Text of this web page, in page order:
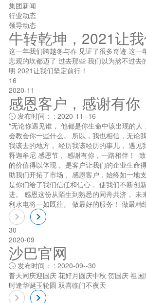
集团新闻
行业动态
领导动态
牛转乾坤，2021让
这一年我们跨越冬与春 见证了很多奇迹 这一
悲观的坎都迈了 过去那些 我们以为熬不过去
明 2021让我们坚定前行！
16
2020-11
感恩客户，感谢有
发布时间： : 2020-11--16
"无论你遇见谁， 他都是你生命中该出现的人
会教会你一些什么。 所以，我也相信，无论
我该去的地方， 经历我该经历的事儿， 遇
释迦牟尼 感恩节， 感谢有你，一路相伴！ ·
的价值得以体现， 是客户让我们的企业生命
助我们开拓了市场， 感恩客户，始终如一地
是你们给了我们信任和信心， 使我们不断创
进。 感恩这份从陌生到熟悉的同舟共济， 未
利水电将一如既往。 做最好的服务！ 做最精
30
2020-09
沙巴官网
发布时间： : 2020-09--30
普天同庆迎国庆 花好月圆庆中秋 贺国庆 祖
时逢华诞玉轮圆 双喜临门不夜天